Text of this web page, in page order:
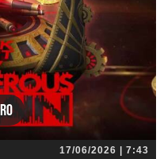
17/06/2026 | 7:43